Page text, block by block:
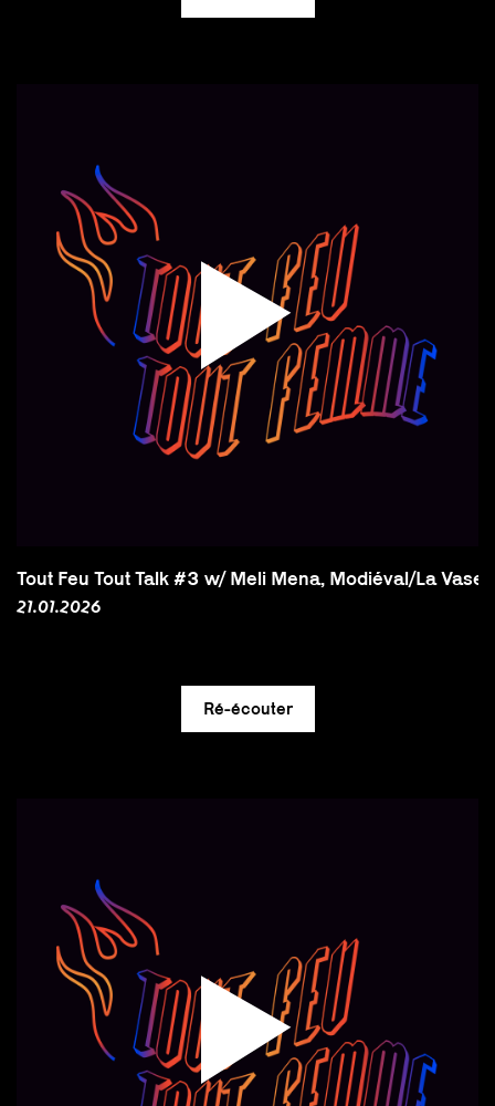
Tout Feu Tout Talk #3 w/ Meli Mena, Modiéval/La Vase
21.01.2026